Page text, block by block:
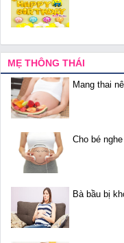
MẸ THÔNG THÁI
Mang thai
Cho bé
Bà bầu bị